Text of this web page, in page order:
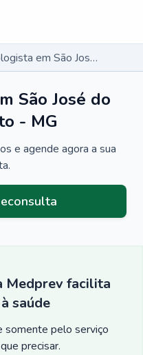
Pneumologista em São José do Mantimento - MG
São José do
- MG
e agende agora a sua
Medprev facilita
saúde
somente pelo serviço
precisar.